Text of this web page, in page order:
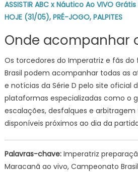
ASSISTIR ABC x Náutico Ao VIVO Grátis
HOJE (31/05), PRÉ-JOGO, PALPITES
Onde acompanhar
Os torcedores do Imperatriz e fãs do
Brasil podem acompanhar todas as
e notícias da Série D pelo site oficial
plataformas especializadas como o
escalações, desfalques e
disponíveis próximos ao dia da
Palavras-chave:Imperatriz
Maracanã ao vivo, Campeonato